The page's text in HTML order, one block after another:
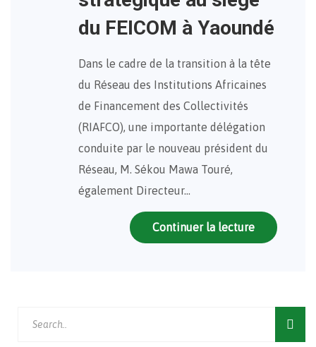
du FEICOM à Yaoundé
Dans le cadre de la transition à la tête
du Réseau des Institutions Africaines
de Financement des Collectivités
(RIAFCO), une importante délégation
conduite par le nouveau président du
Réseau, M. Sékou Mawa Touré,
également Directeur…
Continuer la lecture